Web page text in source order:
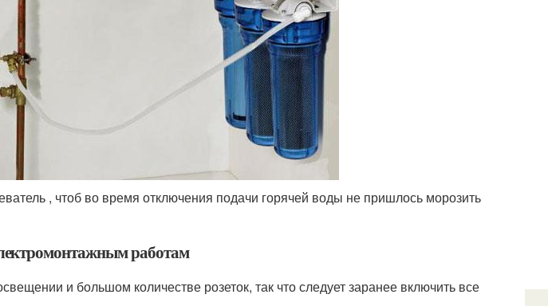
, чтоб во время отключения подачи горячей воды не пришлось морозить
работам
и большом количестве розеток, так что следует заранее включить все